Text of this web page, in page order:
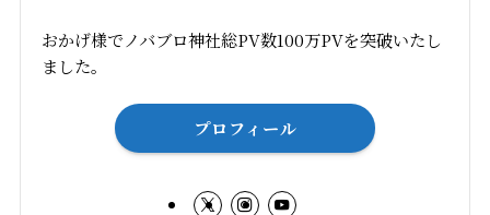
おかげ様でノバブロ神社総PV数100万PVを突破いたし
ました。
プロフィール